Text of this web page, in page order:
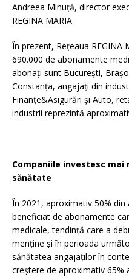
Andreea Minuță, director
REGINA MARIA.
În prezent, Rețeaua REGINA
690.000 de abonamente
abonați sunt București,
Constanța, angajați din
Finanţe&Asigurări și Auto,
industrii reprezintă
Companiile investesc
sănătate
În 2021, aproximativ 50%
beneficiat de abonamente
medicale, tendință care a
menține și în perioada
sănătatea angajaților în
creștere de aproximativ 65%